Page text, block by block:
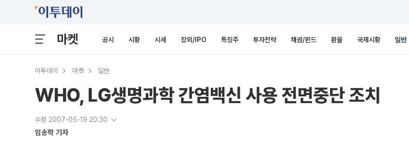
마켓 공시 시황 시세 장외/IPO 특징주 투자전략 채권/펀드 환율 국제시황 일반
이투데이 마켓 일반
WHO, LG생명과학 간염백신 사용 전면중단 조치
수정 2007-05-19 20:30
임송학 기자